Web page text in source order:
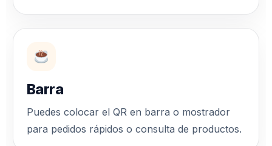
Barra
Puedes colocar el QR en barra o mostrador
para pedidos rápidos o consulta de productos.